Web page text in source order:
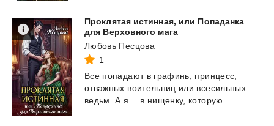
Проклятая истинная, или Попаданка
для Верховного мага
Любовь Песцова
1
Все попадают в графинь,
принцесс,
отважных воительниц или всесильных
ведьм.
А я… в нищенку, которую